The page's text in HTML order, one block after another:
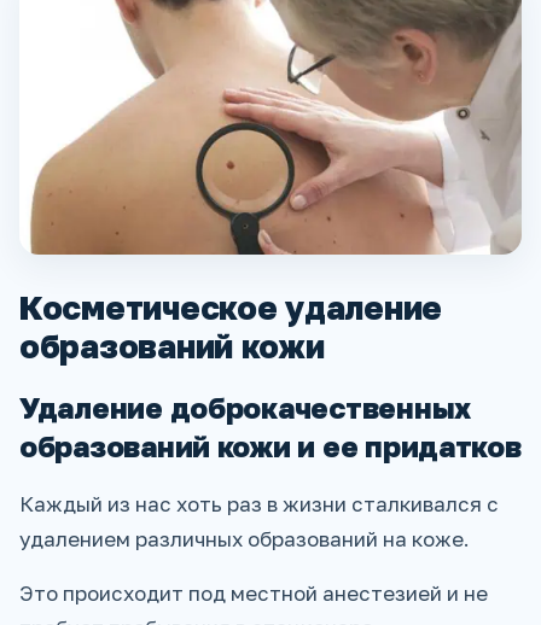
Косметическое удаление
образований кожи
Удаление доброкачественных
образований кожи и ее придатков
Каждый из нас хоть раз в жизни сталкивался с
удалением различных образований на коже.
Это происходит под местной анестезией и не